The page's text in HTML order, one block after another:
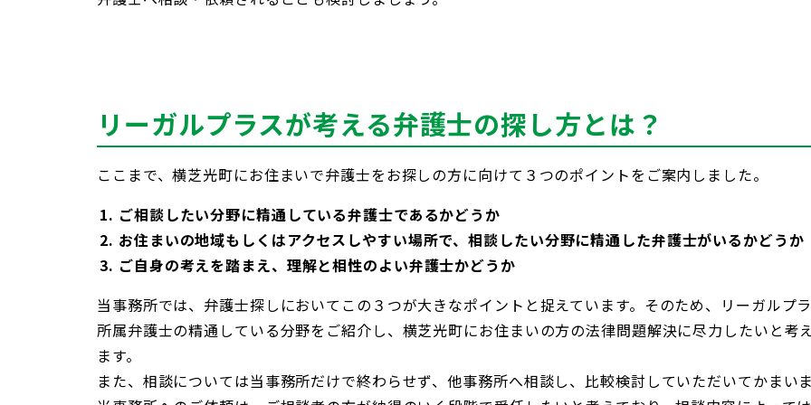
リーガルプラスが考える弁護士の探し方とは？
ここまで、横芝光町にお住まいで弁護士をお探しの方に向けて３つのポイントをご案内しました。
ご相談したい分野に精通している弁護士であるかどうか
お住まいの地域もしくはアクセスしやすい場所で、相談したい分野に精通した弁護士がいるかどうか
ご自身の考えを踏まえ、理解と相性のよい弁護士かどうか
当事務所では、弁護士探しにおいてこの３つが大きなポイントと捉えています。そのため、リーガルプ
所属弁護士の精通している分野をご紹介し、横芝光町にお住まいの方の法律問題解決に尽力したいと考
ます。
また、相談については当事務所だけで終わらせず、他事務所へ相談し、比較検討していただいてかまいま